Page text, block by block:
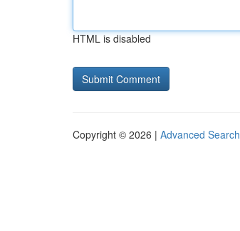
HTML is disabled
Copyright © 2026 | Advanced Search